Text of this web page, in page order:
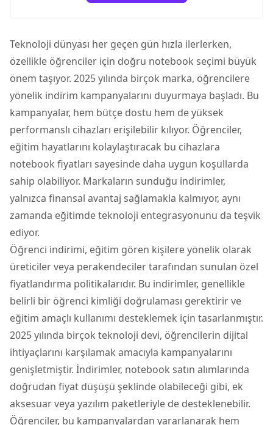
Teknoloji dünyası her geçen gün hızla ilerlerken,
özellikle öğrenciler için doğru notebook seçimi büyük
önem taşıyor. 2025 yılında birçok marka, öğrencilere
yönelik indirim kampanyalarını duyurmaya başladı. Bu
kampanyalar, hem bütçe dostu hem de yüksek
performanslı cihazları erişilebilir kılıyor. Öğrenciler,
eğitim hayatlarını kolaylaştıracak bu cihazlara
notebook fiyatları sayesinde daha uygun koşullarda
sahip olabiliyor. Markaların sunduğu indirimler,
yalnızca finansal avantaj sağlamakla kalmıyor, aynı
zamanda eğitimde teknoloji entegrasyonunu da teşvik
ediyor.
Öğrenci indirimi, eğitim gören kişilere yönelik olarak
üreticiler veya perakendeciler tarafından sunulan özel
fiyatlandırma politikalarıdır. Bu indirimler, genellikle
belirli bir öğrenci kimliği doğrulaması gerektirir ve
eğitim amaçlı kullanımı desteklemek için tasarlanmıştır.
2025 yılında birçok teknoloji devi, öğrencilerin dijital
ihtiyaçlarını karşılamak amacıyla kampanyalarını
genişletmiştir. İndirimler, notebook satın alımlarında
doğrudan fiyat düşüşü şeklinde olabileceği gibi, ek
aksesuar veya yazılım paketleriyle de desteklenebilir.
Öğrenciler, bu kampanyalardan yararlanarak hem